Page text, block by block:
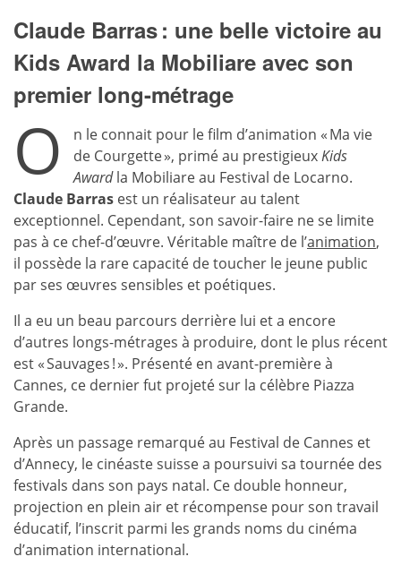
Claude Barras : une belle victoire au
Kids Award la Mobiliare avec son
premier long-métrage
O
n le connait pour le film d’animation « Ma vie
de Courgette », primé au prestigieuxKids
Awardla Mobiliare au Festival de Locarno.
Claude Barras est un réalisateur au talent
exceptionnel. Cependant, son savoir-faire ne se limite
pas à ce chef-d’œuvre. Véritable maître de l’animation,
il possède la rare capacité de toucher le jeune public
par ses œuvres sensibles et poétiques.
Il a eu un beau parcours derrière lui et a encore
d’autres longs-métrages à produire, dont le plus récent
est « Sauvages ! ». Présenté en avant-première à
Cannes, ce dernier fut projeté sur la célèbre Piazza
Grande.
Après un passage remarqué au Festival de Cannes et
d’Annecy, le cinéaste suisse a poursuivi sa tournée des
festivals dans son pays natal. Ce double honneur,
projection en plein air et récompense pour son travail
éducatif, l’inscrit parmi les grands noms du cinéma
d’animation international.